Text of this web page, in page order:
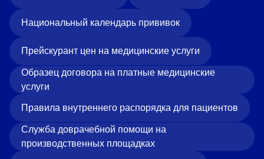
Национальный календарь прививок
Прейскурант цен на медицинские услуги
Образец договора на платные медицинские
услуги
Правила внутреннего распорядка для пациентов
Служба доврачебной помощи на
производственных площадках